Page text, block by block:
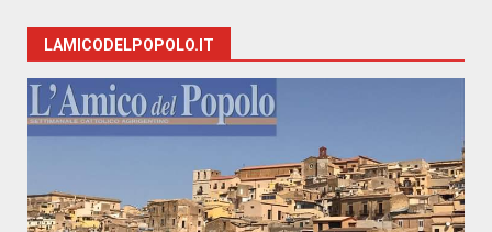
LAMICODELPOPOLO.IT